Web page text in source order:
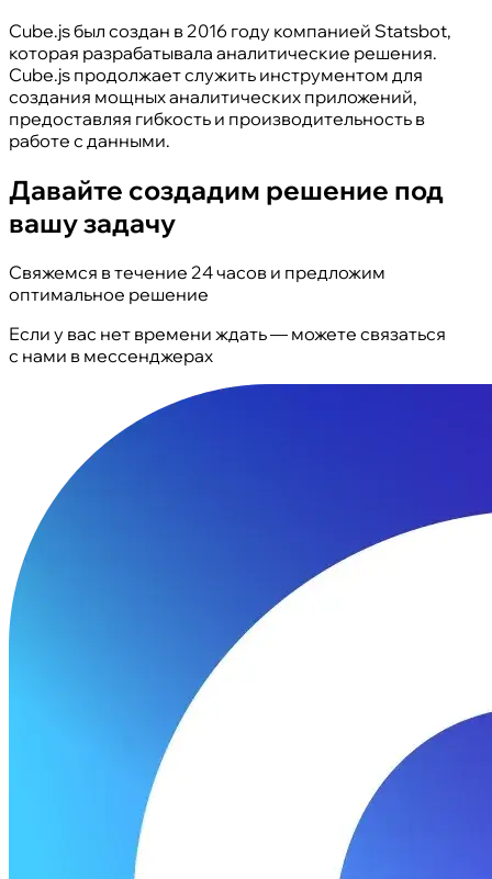
Cube.js был создан в 2016 году компанией Statsbot,
которая разрабатывала аналитические решения.
Cube.js продолжает служить инструментом для
создания мощных аналитических приложений,
предоставляя гибкость и производительность в
работе с данными.
Давайте создадим решение под
вашу задачу
Свяжемся в течение 24 часов и предложим
оптимальное решение
Если у вас нет времени ждать — можете связаться
с нами в мессенджерах